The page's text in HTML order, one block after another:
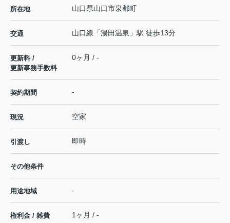
所在地 山口県山口市泉都町
交通 山口線 「湯田温泉 」駅 徒歩13分
更新料 /
更新事務手数料
0ヶ月 / -
契約期間 -
現況 空家
引渡し 即時
その他条件
用途地域 -
権利金 / 雑費 1ヶ月 / -